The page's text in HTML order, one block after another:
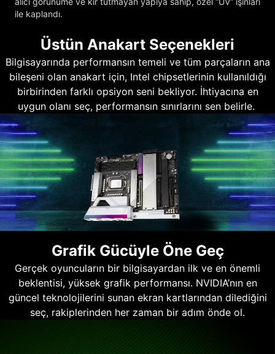
ile kaplandı.
Üstün Anakart Seçenekleri
Bilgisayarında performansın temeli ve tüm parçaların ana
bileşeni olan anakart için, Intel chipsetlerinin kullanıldığı
birbirinden farklı opsiyon seni bekliyor. İhtiyacına en
uygun olanı seç, performansın sınırlarını sen belirle.
Grafik Gücüyle Öne Geç
Gerçek oyuncuların bir bilgisayardan ilk ve en önemli
beklentisi, yüksek grafik performansı. NVIDIA’nın en
güncel teknolojilerini sunan ekran kartlarından dilediğini
seç, rakiplerinden her zaman bir adım önde ol.